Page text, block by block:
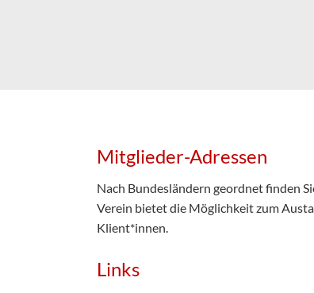
Mitglieder-Adressen
Nach Bundesländern geordnet finden
Verein bietet die Möglichkeit zum
Klient*innen.
Links